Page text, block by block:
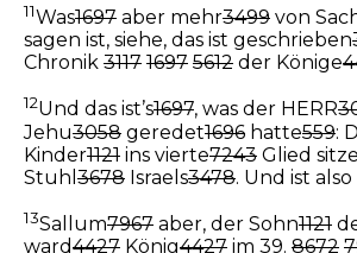
11Was1697 aber mehr3499 von
sagen ist, siehe, das ist geschrieben
Chronik 3117 1697 5612 der Könige
12Und das ist’s1697, was der HERR
Jehu3058 geredet1696 hatte559:
Kinder1121 ins vierte7243 Glied
Stuhl 3678 Israels3478. Und ist
13Sallum7967 aber, der Sohn1121
ward4427 König4427 im 39. 8672